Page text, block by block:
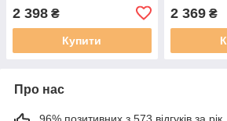
2 398 ₴
Купити
2 369₴
Про нас